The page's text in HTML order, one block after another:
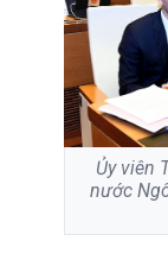
Ủy viên
nước